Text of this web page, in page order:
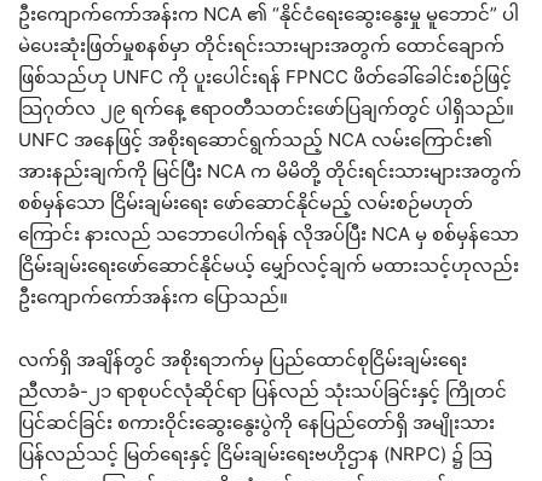
ဦးကျောက်ကော်အန်းက NCA ၏ “နိုင်ငံရေးဆွေးနွေးမှု မူဘောင်” ပါ
မဲပေးဆုံးဖြတ်မှုစနစ်မှာ တိုင်းရင်းသားများအတွက် ထောင်ချောက်
ဖြစ်သည်ဟု UNFC ကို ပူးပေါင်းရန် FPNCC ဖိတ်ခေါ်ခေါင်းစဉ်ဖြင့်
သြဂုတ်လ ၂၉ ရက်နေ့ ဧရာဝတီသတင်းဖော်ပြချက်တွင် ပါရှိသည်။
UNFC အနေဖြင့် အစိုးရဆောင်ရွက်သည့် NCA လမ်းကြောင်း၏
အားနည်းချက်ကို မြင်ပြီး NCA က မိမိတို့ တိုင်းရင်းသားများအတွက်
စစ်မှန်သော ငြိမ်းချမ်းရေး ဖော်ဆောင်နိုင်မည့် လမ်းစဉ်မဟုတ်
ကြောင်း နားလည် သဘောပေါက်ရန် လိုအပ်ပြီး NCA မှ စစ်မှန်သော
ငြိမ်းချမ်းရေးဖော်ဆောင်နိုင်မယ့် မျှော်လင့်ချက် မထားသင့်ဟုလည်း
ဦးကျောက်ကော်အန်းက ပြောသည်။
လက်ရှိ အချိန်တွင် အစိုးရဘက်မှ ပြည်ထောင်စုငြိမ်းချမ်းရေး
ညီလာခံ-၂၁ ရာစုပင်လုံဆိုင်ရာ ပြန်လည် သုံးသပ်ခြင်းနှင့် ကြိုတင်
ပြင်ဆင်ခြင်း စကားဝိုင်းဆွေးနွေးပွဲကို နေပြည်တော်ရှိ အမျိုးသား
ပြန်လည်သင့် မြတ်ရေးနှင့် ငြိမ်းချမ်းရေးဗဟိုဌာန (NRPC) ၌ သြ